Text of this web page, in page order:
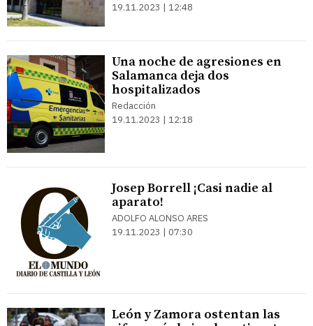
19.11.2023 | 12:48
Una noche de agresiones en
Salamanca deja dos
hospitalizados
Redacción
19.11.2023 | 12:18
Josep Borrell ¡Casi nadie al
aparato!
ADOLFO ALONSO ARES
19.11.2023 | 07:30
León y Zamora ostentan las